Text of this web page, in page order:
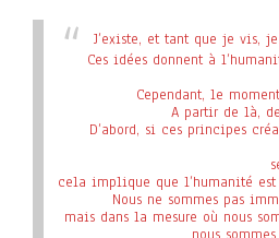
J’existe, et tant que je vis,
Ces idées donnent à
Cependant, le
A partir de là,
D’abord, si ces principes
cela implique que l’humanité
Nous ne sommes pas
mais dans la mesure où nous